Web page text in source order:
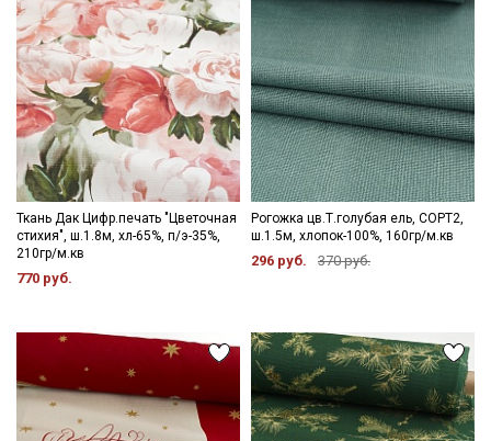
Ткань Дак Цифр.печать "Цветочная
стихия", ш.1.8м, хл-65%, п/э-35%,
210гр/м.кв
770 руб.
Рогожка цв.Т.голубая ель, СОРТ2,
ш.1.5м, хлопок-100%, 160гр/м.кв
296 руб. 370 руб.
категории тканей
Электронная почта
Подписаться
Ознакомлен(а) сПолитикой обработки персональных
данных
Согласие на обработку персональных
данных
информационных рассылок